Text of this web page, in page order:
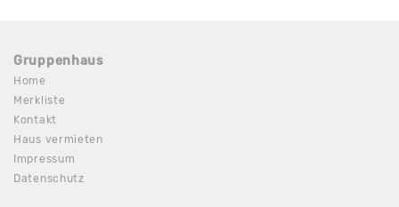
Gruppenhaus
Home
Merkliste
Kontakt
Haus vermieten
Impressum
Datenschutz